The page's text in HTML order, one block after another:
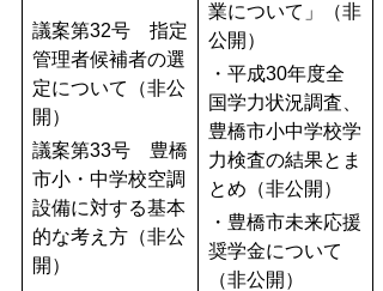
議案第32号 指定
管理者候補者の選
定について（非公
開）
議案第33号 豊橋
市小・中学校空調
設備に対する基本
的な考え方（非公
開）
業について」（非
公開）
・平成30年度全
国学力状況調査、
豊橋市小中学校学
力検査の結果とま
とめ（非公開）
・豊橋市未来応援
奨学金について
（非公開）